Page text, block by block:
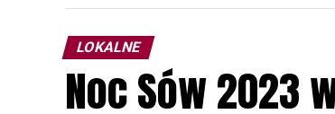
LOKALNE
Noc Sów 2023